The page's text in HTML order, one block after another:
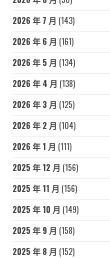
2026 年 7 月 (143)
2026 年 6 月 (161)
2026 年 5 月 (134)
2026 年 4 月 (138)
2026 年 3 月 (125)
2026 年 2 月 (104)
2026 年 1 月 (111)
2025 年 12 月 (156)
2025 年 11 月 (156)
2025 年 10 月 (149)
2025 年 9 月 (158)
2025 年 8 月 (152)